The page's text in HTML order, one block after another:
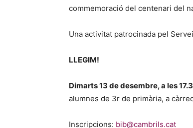
commemoració del centenari del
Una activitat patrocinada pel
LLEGIM!
Dimarts 13 de desembre, a les
alumnes de 3r de primària, a
Inscripcions: bib@cambrils.cat